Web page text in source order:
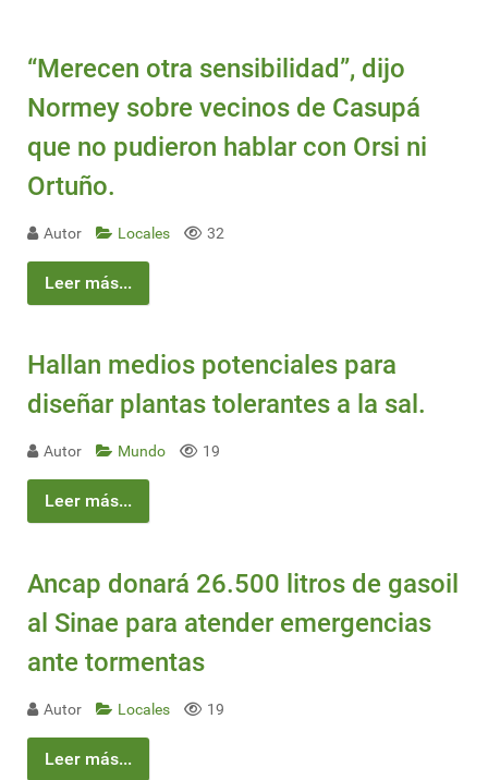
“Merecen otra sensibilidad”, dijo
Normey sobre vecinos de Casupá
que no pudieron hablar con Orsi ni
Ortuño.
Autor Locales 32
Leer más...
Hallan medios potenciales para
diseñar plantas tolerantes a la sal.
Autor Mundo 19
Leer más...
Ancap donará 26.500 litros de gasoil
al Sinae para atender emergencias
ante tormentas
Autor Locales 19
Leer más...